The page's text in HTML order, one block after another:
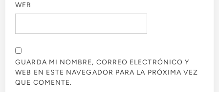
WEB
GUARDA MI NOMBRE, CORREO ELECTRÓNICO Y
WEB EN ESTE NAVEGADOR PARA LA PRÓXIMA VEZ
QUE COMENTE.